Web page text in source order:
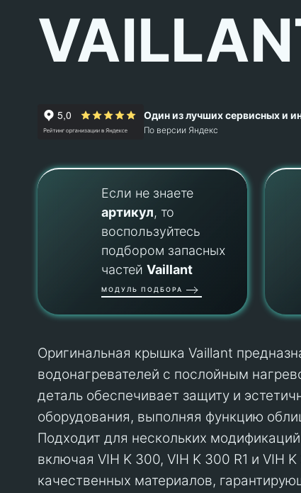
Один из лучших сервисных и
По версии Яндекс
Если не знаете
артикул, то
воспользуйтесь
подбором запасных
частейVaillant
МОДУЛЬ ПОДБОРА
Оригинальная крышка Vaillant
водонагревателей с послойным
деталь обеспечивает защиту и
оборудования, выполняя функцию
Подходит для нескольких
включая VIH K 300, VIH K 300 R1 и VIH
качественных материалов,